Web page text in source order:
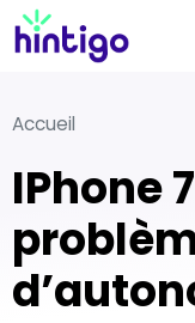
Accueil
iPhone 7 : toujours des